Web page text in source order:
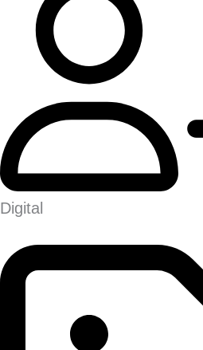
Digital